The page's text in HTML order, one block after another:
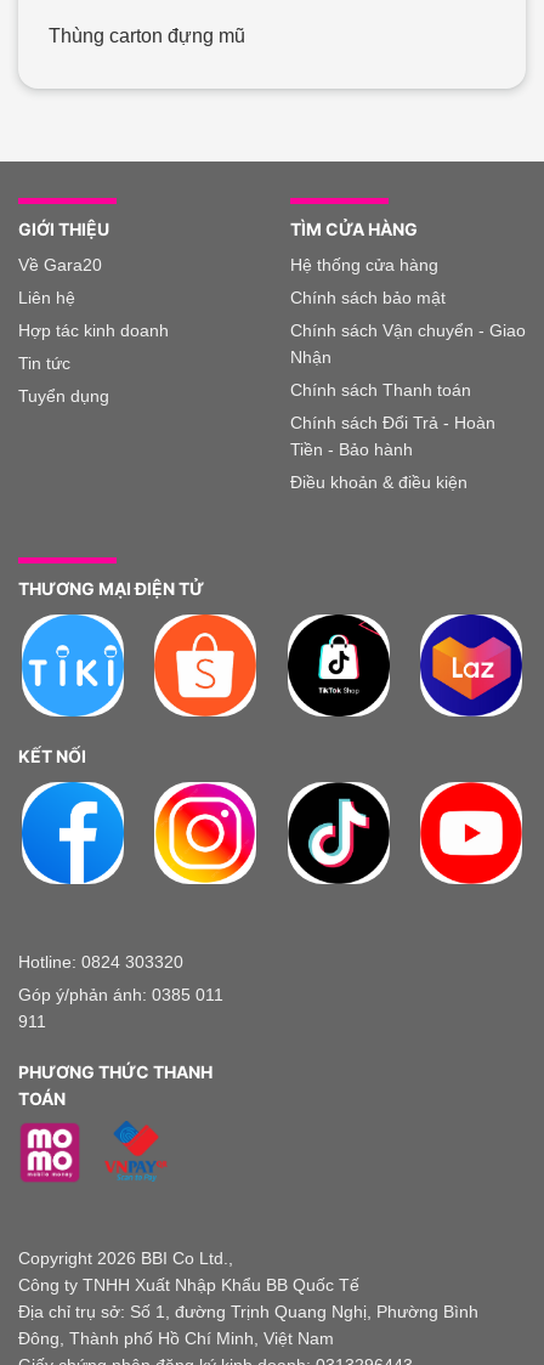
Thùng carton đựng mũ
GIỚI THIỆU
Về Gara20
Liên hệ
Hợp tác kinh doanh
Tin tức
Tuyển dụng
TÌM CỬA HÀNG
Hệ thống cửa hàng
Chính sách bảo mật
Chính sách Vận chuyển - Giao
Nhận
Chính sách Thanh toán
Chính sách Đổi Trả - Hoàn
Tiền - Bảo hành
Điều khoản & điều kiện
THƯƠNG MẠI ĐIỆN TỬ
KẾT NỐI
Hotline: 0824 303320
Góp ý/phản ánh: 0385 011
911
PHƯƠNG THỨC THANH
TOÁN
Copyright 2026 BBI Co Ltd.,
Công ty TNHH Xuất Nhập Khẩu BB Quốc Tế
Địa chỉ trụ sở: Số 1, đường Trịnh Quang Nghị, Phường Bình
Đông, Thành phố Hồ Chí Minh, Việt Nam